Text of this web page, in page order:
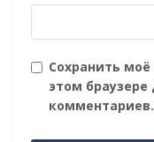
Сохранить
этом
комментариев.